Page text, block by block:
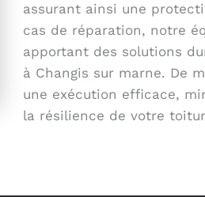
assurant ainsi une
cas de réparation, notre
apportant des solutions
à Changis sur marne. De
une exécution efficace,
la résilience de votre